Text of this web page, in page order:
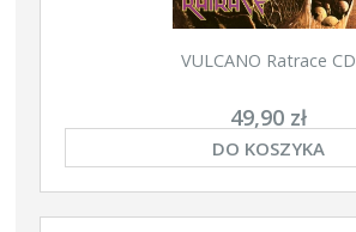
VULCANO Ratrace CD
49,90 zł
DO KOSZYKA